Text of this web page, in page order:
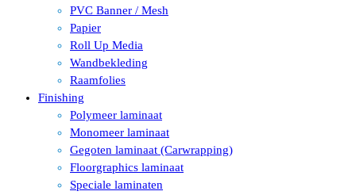
PVC Banner / Mesh
Papier
Roll Up Media
Wandbekleding
Raamfolies
Finishing
Polymeer laminaat
Monomeer laminaat
Gegoten laminaat (Carwrapping)
Floorgraphics laminaat
Speciale laminaten